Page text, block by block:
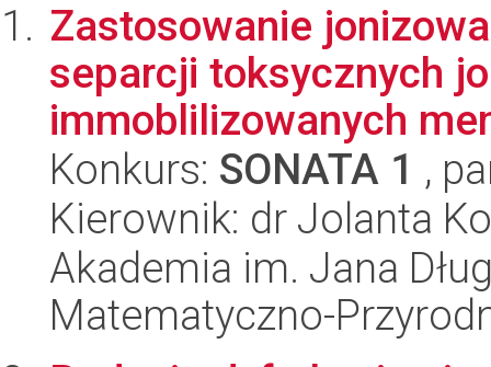
Zastosowanie
separcji toksycznych
immoblilizowanych
Konkurs: SONATA 1 ,
Kierownik: dr Jolanta
Akademia im. Jana
Matematyczno-